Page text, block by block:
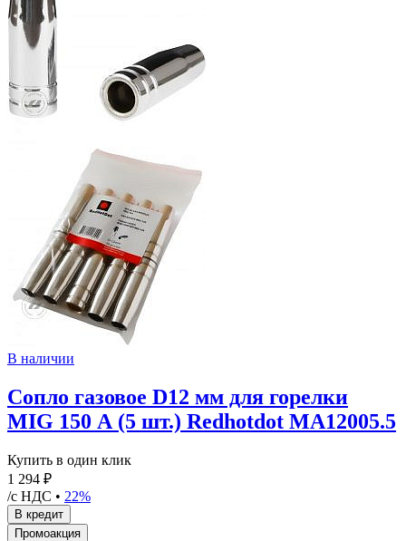
В наличии
Сопло газовое D12 мм для горелки
MIG 150 А (5 шт.) Redhotdot MA12005.5
Купить в один клик
1 294 ₽
/с НДС • 22%